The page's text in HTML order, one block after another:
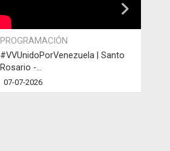
PROGRAMACIÓN
#VVUnidoPorVenezuela | Santo
Rosario -...
07-07-2026